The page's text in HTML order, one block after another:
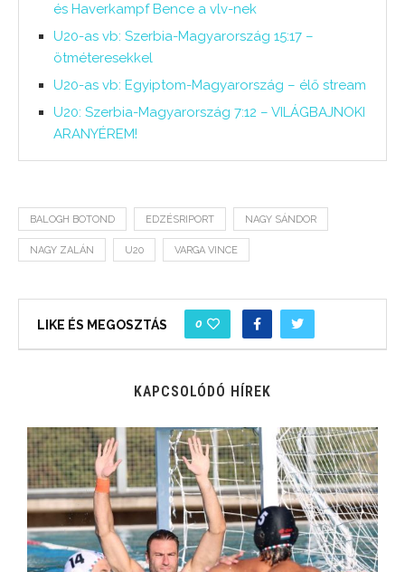
és Haverkampf Bence a vlv-nek
U20-as vb: Szerbia-Magyarország 15:17 –
ötméteresekkel
U20-as vb: Egyiptom-Magyarország – élő stream
U20: Szerbia-Magyarország 7:12 – VILÁGBAJNOKI
ARANYÉREM!
BALOGH BOTOND EDZÉSRIPORT NAGY SÁNDOR
NAGY ZALÁN U20 VARGA VINCE
LIKE ÉS MEGOSZTÁS 0
KAPCSOLÓDÓ HÍREK